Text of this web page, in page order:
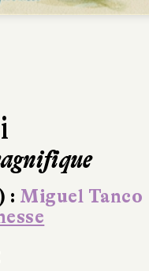
: Miguel Tanco